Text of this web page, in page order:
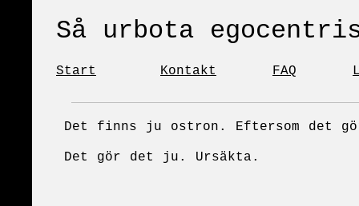
Så urbota hämmande!
Start Kontakt FAQ
Det finns ju ostron. Eftersom det
Det gör det ju. Ursäkta.